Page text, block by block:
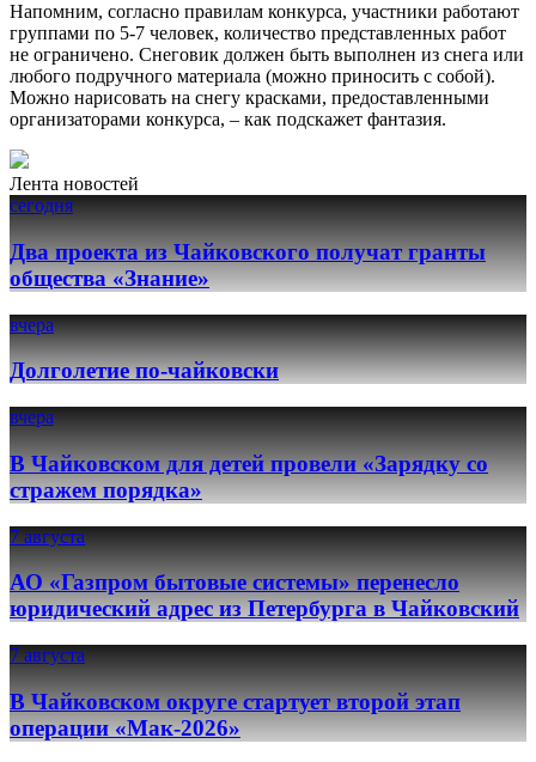
Напомним, согласно правилам конкурса, участники работают
группами по 5-7 человек, количество представленных работ
не ограничено. Снеговик должен быть выполнен из снега или
любого подручного материала (можно приносить с собой).
Можно нарисовать на снегу красками, предоставленными
организаторами конкурса, – как подскажет фантазия.
Лента новостей
сегодня
Два проекта из Чайковского получат гранты
общества «Знание»
вчера
Долголетие по-чайковски
вчера
В Чайковском для детей провели «Зарядку со
стражем порядка»
7 августа
АО «Газпром бытовые системы» перенесло
юридический адрес из Петербурга в Чайковский
7 августа
В Чайковском округе стартует второй этап
операции «Мак-2026»